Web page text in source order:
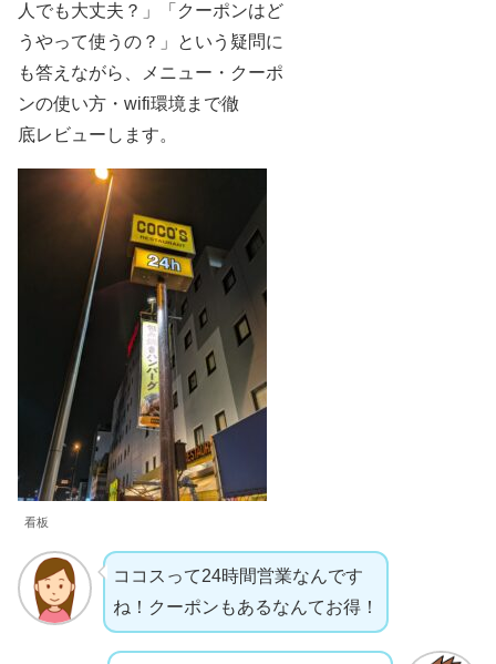
人でも大丈夫？」「クーポンはど
うやって使うの？」という疑問に
も答えながら、メニュー・クーポ
ンの使い方・wifi環境まで徹
底レビューします。
看板
ココスって24時間営業なんです
ね！クーポンもあるなんてお得！